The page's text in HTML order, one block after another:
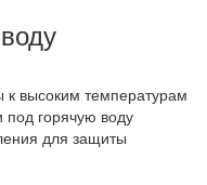
к высоким температурам
под горячую воду
для защиты